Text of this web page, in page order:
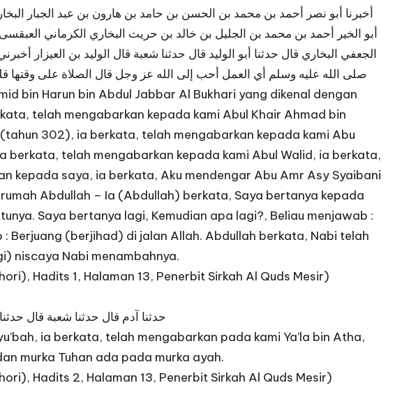
أخبرنا أبو نصر أحمد بن محمد بن الحسن بن حامد بن هارون بن عبد الجبار
أبو الخير أحمد بن محمد بن الجليل بن خالد بن حريث البخاري الكرماني
الجعفي البخاري قال حدثنا أبو الوليد قال حدثنا شعبة قال الوليد بن العيزار
صلى الله عليه وسلم أي العمل أحب إلى الله عز وجل قال الصلاة على وقتها
bin Harun bin Abdul Jabbar Al Bukhari yang dikenal dengan
telah mengabarkan kepada kami Abul Khair Ahmad bin
302), ia berkata, telah mengabarkan kepada kami Abu
berkata, telah mengabarkan kepada kami Abul Walid, ia berkata,
kepada saya, ia berkata, Aku mendengar Abu Amr Asy Syaibani
Abdullah – Ia (Abdullah) berkata, Saya bertanya kepada
Saya bertanya lagi, Kemudian apa lagi?, Beliau menjawab :
Berjuang (berjihad) di jalan Allah. Abdullah berkata, Nabi telah
niscaya Nabi menambahnya.
Hadits 1, Halaman 13, Penerbit Sirkah Al Quds Mesir)
حدثنا آدم قال حدثنا شعبة قال
ia berkata, telah mengabarkan pada kami Ya’la bin Atha,
murka Tuhan ada pada murka ayah.
Hadits 2, Halaman 13, Penerbit Sirkah Al Quds Mesir)